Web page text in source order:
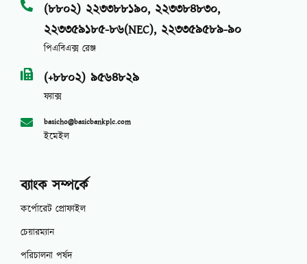
(৮৮০২) ২২৩৩৮৮১৯০, ২২৩৩৮৪৮৩০,
২২৩৩৫৯১৮৫-৮৬(NEC), ২২৩৩৫৯৫৮৯-৯০
পিএবিএক্স রেঞ্জ
(+৮৮০২) ৯৫৬৪৮২৯
ফ্যাক্স
basicho@basicbankplc.com
ইমেইল
ব্যাংক সম্পর্কে
কর্পোরেট প্রোফাইল
চেয়ারম্যান
পরিচালনা পর্ষদ